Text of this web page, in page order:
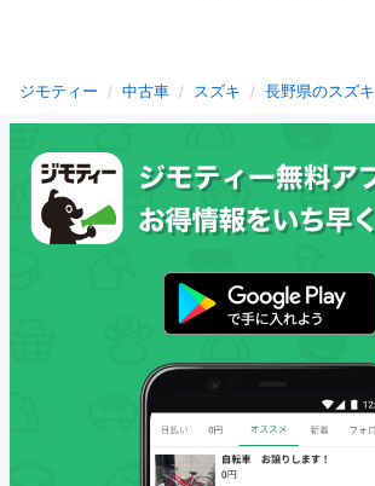
ジモティー 中古車 スズキ 長野県のスズキ